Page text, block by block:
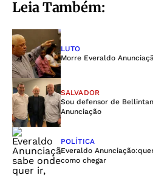
Leia Também:
LUTO
Morre Everaldo
SALVADOR
Sou defensor de
Anunciação
POLÍTICA
Everaldo
como chegar